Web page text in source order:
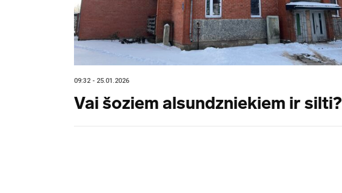
09:32 - 25.01.2026
Vai šoziem alsundzniekiem ir silti?